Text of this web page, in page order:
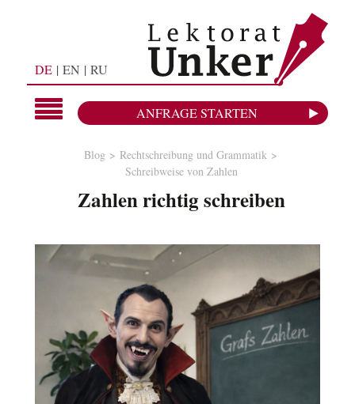
DE EN RU
ANFRAGE STARTEN
Blog
Rechtschreibung und Grammatik
Schreibweise von Zahlen
Zahlen richtig schreiben